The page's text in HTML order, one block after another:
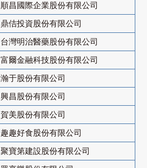
順昌國際企業股份有限公司
鼎佶投資股份有限公司
台灣明治醫藥股份有限公司
富爾金融科技股份有限公司
瀚于股份有限公司
興昌股份有限公司
賀美股份有限公司
趣趣好食股份有限公司
聚寶第建設股份有限公司